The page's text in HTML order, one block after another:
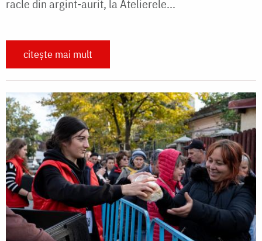
racle din argint-aurit, la Atelierele...
citește mai mult